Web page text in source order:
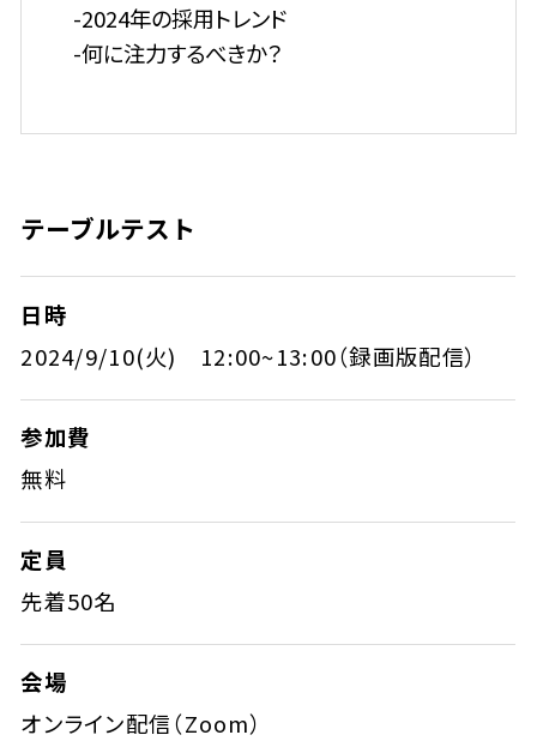
-2024年の採用トレンド
-何に注力するべきか？
テーブルテスト
日時
2024/9/10(火) 12:00~13:00（録画版配信）
参加費
無料
定員
先着50名
会場
オンライン配信（Zoom）